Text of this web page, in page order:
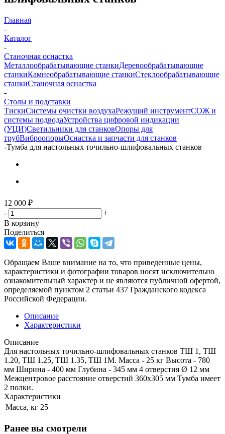
Главная
-
Каталог
-
Станочная оснастка
Металлообрабатывающие станкиДеревообрабатывающие
станкиКамнеобрабатывающие станкиСтеклообрабатывающие
станкиСтаночная оснастка
-
Столы и подставки
ТискиСистемы очистки воздухаРежущий инструментСОЖ и
системы подводаУстройства цифровой индикации
(УЦИ)Светильники для станковОпоры для
трубВиброопорыОснастка и запчасти для станков
-Тумба для настольных точильно-шлифовальных станков
12 000 ₽
-
+
В корзину
Поделиться
Обращаем Ваше внимание на то, что приведенные цены,
характеристики и фотографии товаров носят исключительно
ознакомительный характер и не являются публичной офертой,
определяемой пунктом 2 статьи 437 Гражданского кодекса
Российской Федерации.
Описание
Характеристики
Описание
Для настольных точильно-шлифовальных станков ТШ 1, ТШ
1.20, ТШ 1.25, ТШ 1.35, ТШ 1М. Масса - 25 кг Высота - 780
мм Ширина - 400 мм Глубина - 345 мм 4 отверстия Ø 12 мм
Межцентровое расстояние отверстий 360х305 мм Тумба имеет
2 полки.
Характеристики
Масса, кг 25
Ранее вы смотрели